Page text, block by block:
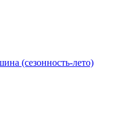
(сезонность-лето)